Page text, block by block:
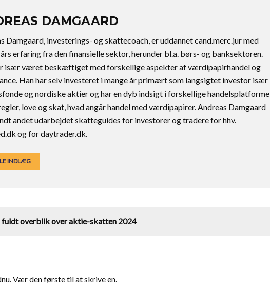
DAMGAARD
Damgaard, investerings- og skattecoach, er uddannet cand.merc.jur med
erfaring fra den finansielle sektor, herunder bl.a. børs- og banksektoren.
især været beskæftiget med forskellige aspekter af værdipapirhandel og
Han har selv investeret i mange år primært som langsigtet investor især
og nordiske aktier og har en dyb indsigt i forskellige handelsplatforme
love og skat, hvad angår handel med værdipapirer. Andreas Damgaard
andet udarbejdet skatteguides for investorer og tradere for hhv.
og for daytrader.dk.
INDLÆG
fuldt overblik over aktie-skatten 2024
Vær den første til at skrive en.